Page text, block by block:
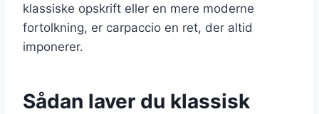
klassiske opskrift eller en mere moderne
fortolkning, er carpaccio en ret, der altid
imponerer.
Sådan laver du klassisk